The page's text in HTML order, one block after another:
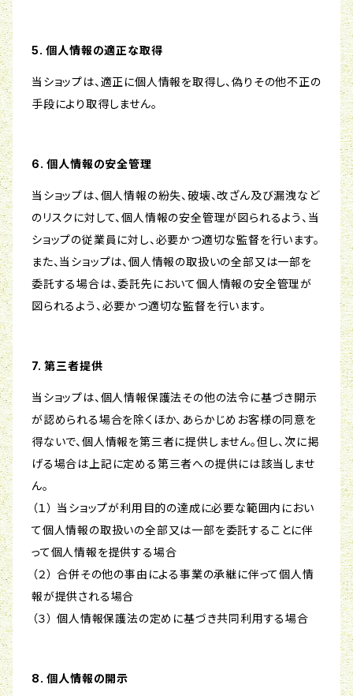
5. 個人情報の適正な取得
当ショップは、適正に個人情報を取得し、偽りその他不正の
手段により取得しません。
6. 個人情報の安全管理
当ショップは、個人情報の紛失、破壊、改ざん及び漏洩など
のリスクに対して、個人情報の安全管理が図られるよう、当
ショップの従業員に対し、必要かつ適切な監督を行います。
また、当ショップは、個人情報の取扱いの全部又は一部を
委託する場合は、委託先において個人情報の安全管理が
図られるよう、必要かつ適切な監督を行います。
7. 第三者提供
当ショップは、個人情報保護法その他の法令に基づき開示
が認められる場合を除くほか、あらかじめお客様の同意を
得ないで、個人情報を第三者に提供しません。但し、次に掲
げる場合は上記に定める第三者への提供には該当しませ
ん。
（１） 当ショップが利用目的の達成に必要な範囲内におい
て個人情報の取扱いの全部又は一部を委託することに伴
って個人情報を提供する場合
（２） 合併その他の事由による事業の承継に伴って個人情
報が提供される場合
（３） 個人情報保護法の定めに基づき共同利用する場合
8. 個人情報の開示